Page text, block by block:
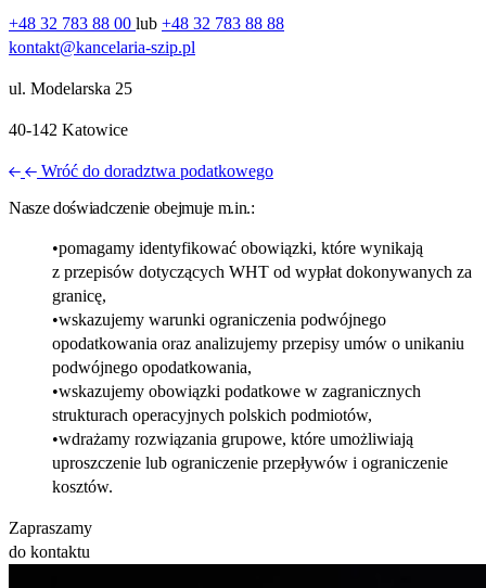
+48 32 783 88 00 lub +48 32 783 88 88
kontakt@kancelaria-szip.pl
ul. Modelarska 25
40‑142 Katowice
Wróć do doradztwa podatkowego
Nasze doświadczenie obejmuje m.in.:
pomagamy identyfikować obowiązki, które wynikają
z przepisów dotyczących WHT od wypłat dokonywanych za
granicę,
wskazujemy warunki ograniczenia podwójnego
opodatkowania oraz analizujemy przepisy umów o unikaniu
podwójnego opodatkowania,
wskazujemy obowiązki podatkowe w zagranicznych
strukturach operacyjnych polskich podmiotów,
wdrażamy rozwiązania grupowe, które umożliwiają
uproszczenie lub ograniczenie przepływów i ograniczenie
kosztów.
Zapraszamy
do kontaktu